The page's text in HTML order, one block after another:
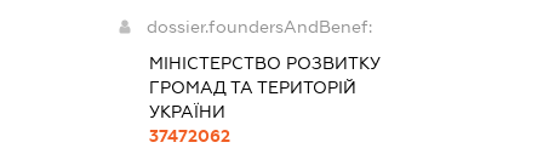
dossier.foundersAndBenef:
МІНІСТЕРСТВО РОЗВИТКУ
ГРОМАД ТА ТЕРИТОРІЙ
УКРАЇНИ
37472062